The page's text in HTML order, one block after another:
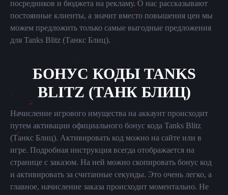
посредников и бюджета на рекламу. О нас рассказывают
постоянные клиенты, а значит вместо повышения цен мы
можем предложить только самые выгодные предложения
для Tanks Blitz (Танкс Блиц).
БОНУС КОДЫ TANKS
BLITZ (ТАНК БЛИЦ)
Начисление игрового имущества на аккаунт происходит
путем активации официального бонус кода Tanks Blitz
(Танкс Блиц). Активировать код можно на сайте или в
игре. Подробная инструкция всегда отображается на
странице с заказом. На ней можно скопировать бонус код
и активировать за считанные секунды. Это очень легко, а
главное, начисление заказа происходит моментально. Не